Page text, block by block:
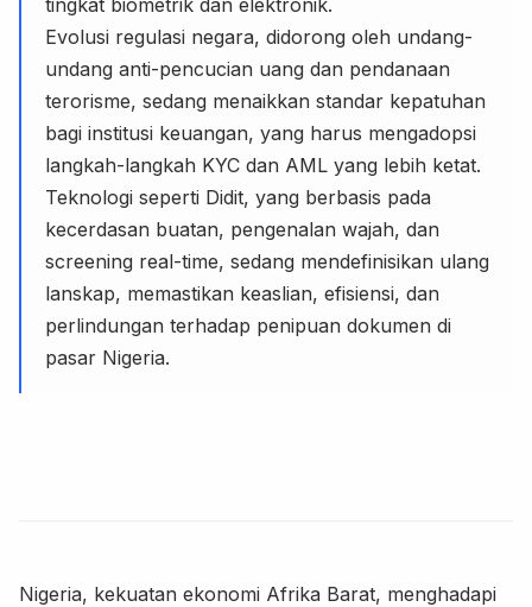
Evolusi regulasi negara, didorong oleh undang-
undang anti-pencucian uang dan pendanaan
terorisme, sedang menaikkan standar kepatuhan
bagi institusi keuangan, yang harus mengadopsi
langkah-langkah KYC dan AML yang lebih ketat.
Teknologi seperti Didit, yang berbasis pada
kecerdasan buatan, pengenalan wajah, dan
screening real-time, sedang mendefinisikan ulang
lanskap, memastikan keaslian, efisiensi, dan
perlindungan terhadap penipuan dokumen di
pasar Nigeria.
Nigeria, kekuatan ekonomi Afrika Barat, menghadapi